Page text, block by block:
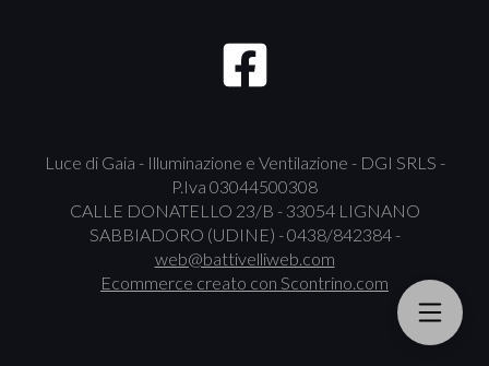
Luce di Gaia - Illuminazione e Ventilazione - DGI SRLS -
P.Iva 03044500308
CALLE DONATELLO 23/B - 33054 LIGNANO
SABBIADORO (UDINE) - 0438/842384 -
web@battivelliweb.com
Ecommerce creato con Scontrino.com